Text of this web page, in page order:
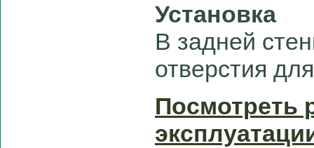
Установка
В задней
отверстия
Посмотреть